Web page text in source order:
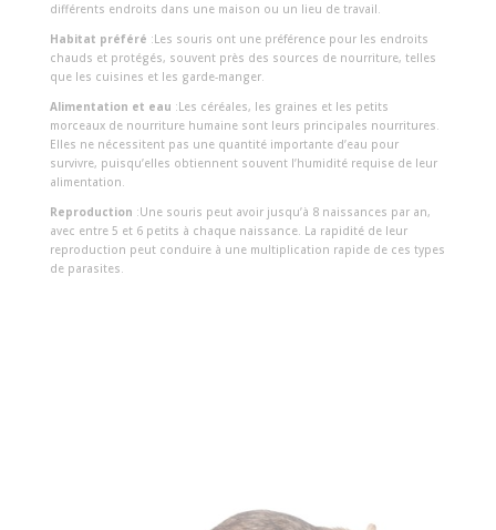
différents endroits dans une maison ou un lieu de travail.
Habitat préféré :Les souris ont une préférence pour les endroits
chauds et protégés, souvent près des sources de nourriture, telles
que les cuisines et les garde-manger.
Alimentation et eau :Les céréales, les graines et les petits
morceaux de nourriture humaine sont leurs principales nourritures.
Elles ne nécessitent pas une quantité importante d’eau pour
survivre, puisqu’elles obtiennent souvent l’humidité requise de leur
alimentation.
Reproduction :Une souris peut avoir jusqu’à 8 naissances par an,
avec entre 5 et 6 petits à chaque naissance. La rapidité de leur
reproduction peut conduire à une multiplication rapide de ces types
de parasites.